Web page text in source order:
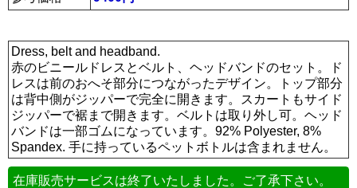
Dress, belt and headband.
赤のビニールドレスとベルト、ヘッドバンドのセット。ド
レスは前のおへそ部分につながったデザイン。トップ部分
は背中側がジッパーで完全に開きます。スカートもサイド
ジッパーで裾まで開きます。ベルトは取り外し可。ヘッド
バンドは一部ゴムになっています。92% Polyester, 8%
Spandex. 手に持っているペットボトルは含まれません。
在庫販売サービスは終了いたしました。ご了承下さい。